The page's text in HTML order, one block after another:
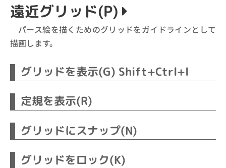
遠近グリッド(P)
パース絵を描くためのグリッドをガイドラインとして
描画します。
グリッドを表示(G) Shift+Ctrl+l
定規を表示(R)
グリッドにスナップ(N)
グリッドをロック(K)